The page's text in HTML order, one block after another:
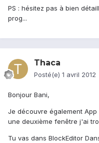
PS : hésitez pas à bien
prog...
Thaca
Posté(e) 1 avril 2012
Bonjour Bani,
Je découvre également
une deuxième fenêtre j'ai
Tu vas dans BlockEditor